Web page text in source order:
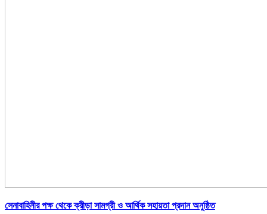
সেনাবাহিনীর পক্ষ থেকে ক্রীড়া সামগ্রী ও আর্থিক সহায়তা প্রদান অনুষ্ঠিত